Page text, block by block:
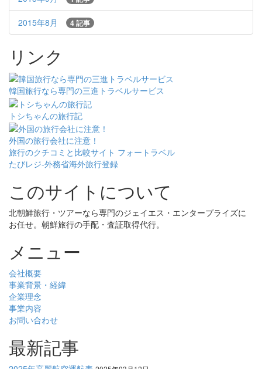
2015年8月 4 記事
リンク
韓国旅行なら専門の三進トラベルサービス
トシちゃんの旅行記
外国の旅行会社に注意！
旅行のクチコミと比較サイト フォートラベル
たびレジ-外務省海外旅行登録
このサイトについて
北朝鮮旅行・ツアーなら専門のジェイエス・エンタープライズに
お任せ。朝鮮旅行の手配・査証取得代行。
メニュー
会社概要
事業背景・経緯
企業理念
事業内容
お問い合わせ
最新記事